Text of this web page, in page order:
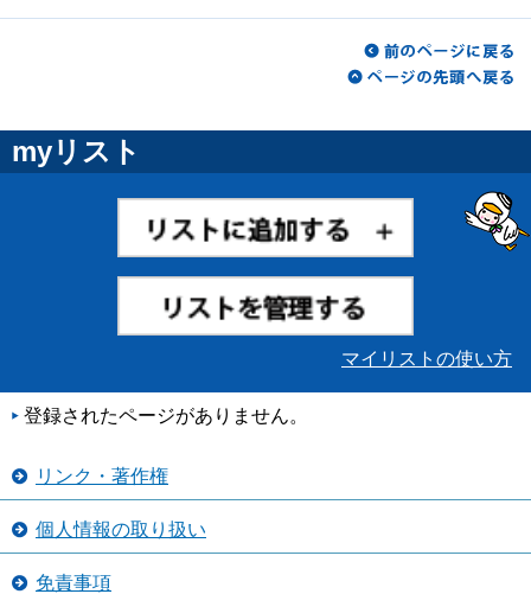
myリスト
マイリストの使い方
登録されたページがありません。
リンク・著作権
個人情報の取り扱い
免責事項